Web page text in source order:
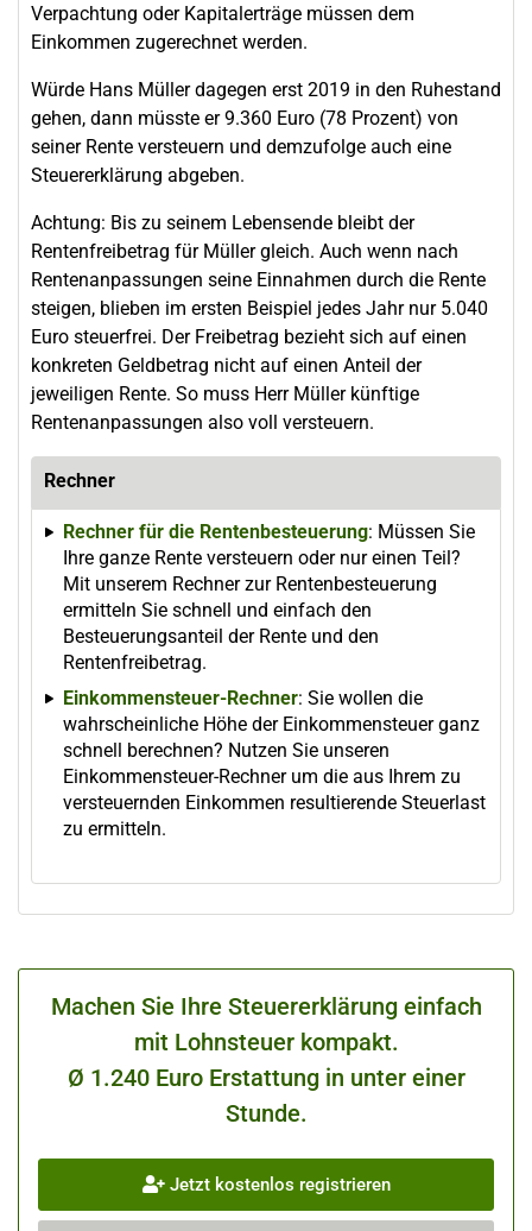
Verpachtung oder Kapitalerträge müssen dem
Einkommen zugerechnet werden.
Würde Hans Müller dagegen erst 2019 in den Ruhestand
gehen, dann müsste er 9.360 Euro (78 Prozent) von
seiner Rente versteuern und demzufolge auch eine
Steuererklärung abgeben.
Achtung: Bis zu seinem Lebensende bleibt der
Rentenfreibetrag für Müller gleich. Auch wenn nach
Rentenanpassungen seine Einnahmen durch die Rente
steigen, blieben im ersten Beispiel jedes Jahr nur 5.040
Euro steuerfrei. Der Freibetrag bezieht sich auf einen
konkreten Geldbetrag nicht auf einen Anteil der
jeweiligen Rente. So muss Herr Müller künftige
Rentenanpassungen also voll versteuern.
Rechner
Rechner für die Rentenbesteuerung: Müssen Sie
Ihre ganze Rente versteuern oder nur einen Teil?
Mit unserem Rechner zur Rentenbesteuerung
ermitteln Sie schnell und einfach den
Besteuerungsanteil der Rente und den
Rentenfreibetrag.
Einkommensteuer-Rechner: Sie wollen die
wahrscheinliche Höhe der Einkommensteuer ganz
schnell berechnen? Nutzen Sie unseren
Einkommensteuer-Rechner um die aus Ihrem zu
versteuernden Einkommen resultierende Steuerlast
zu ermitteln.
Machen Sie Ihre Steuererklärung einfach
mit Lohnsteuer kompakt.
Ø 1.240 Euro Erstattung in unter einer
Stunde.
Jetzt kostenlos registrieren